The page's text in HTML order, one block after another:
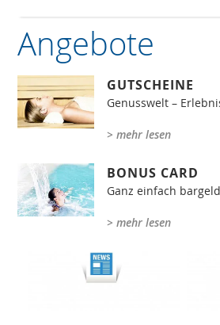
Angebote
GUTSCHEINE
Genusswelt –
> mehr lesen
BONUS CARD
Ganz einfach
> mehr lesen